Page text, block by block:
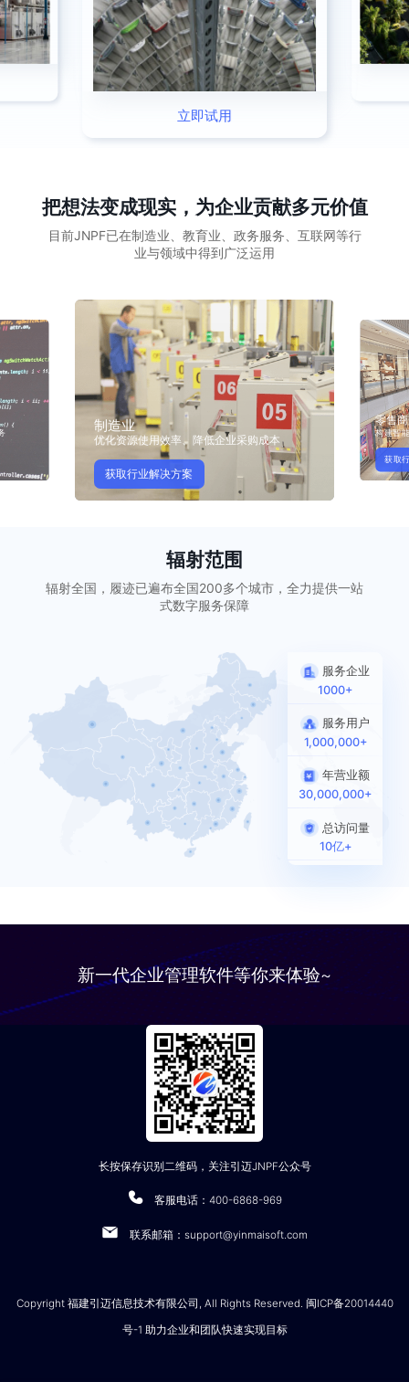
立即试用
把想法变成现实，为企业贡献多元价值
目前JNPF已在制造业、教育业、政务服务、互联网等行
业与领域中得到广泛运用
制造业
优化资源使用效率、降低企业采购成本
获取行业解决方案
零售
构建智
获取
辐射范围
辐射全国，履迹已遍布全国200多个城市，全力提供一站
式数字服务保障
服务企业
1000+
服务用户
1,000,000+
年营业额
30,000,000+
总访问量
10亿+
新一代企业管理软件等你来体验~
长按保存识别二维码，关注引迈JNPF公众号
客服电话：400-6868-969
联系邮箱：support@yinmaisoft.com
Copyright 福建引迈信息技术有限公司, All Rights Reserved. 闽ICP备20014440
号-1 助力企业和团队快速实现目标